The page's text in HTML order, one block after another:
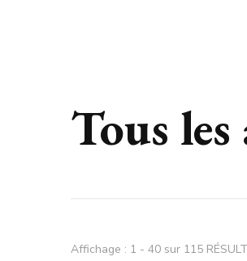
Tous
Affichage : 1 - 40 sur 115